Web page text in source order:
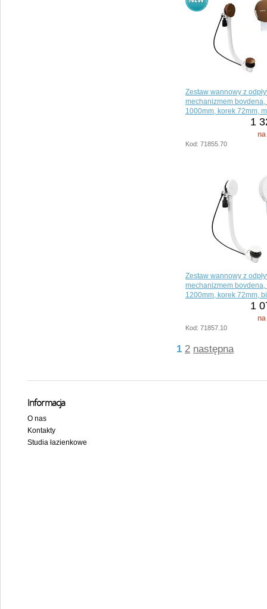
Zestaw wannowy z
mechanizmem bovdena,
1000mm, korek 72mm,
1
Kod: 71855.70
Zestaw wannowy z
mechanizmem bovdena,
1200mm, korek 72mm,
1
Kod: 71857.10
1 2 następna
Informacja
O nas
Kontakty
Studia łazienkowe